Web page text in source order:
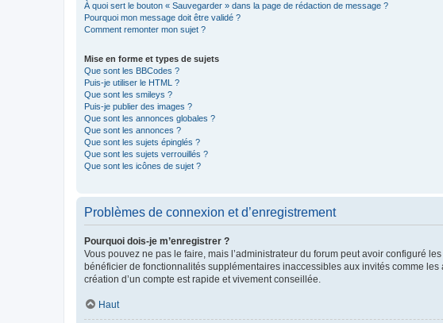
À quoi sert le bouton « Sauvegarder » dans la page de rédaction de message ?
Pourquoi mon message doit être validé ?
Comment remonter mon sujet ?
Mise en forme et types de sujets
Que sont les BBCodes ?
Puis-je utiliser le HTML ?
Que sont les smileys ?
Puis-je publier des images ?
Que sont les annonces globales ?
Que sont les annonces ?
Que sont les sujets épinglés ?
Que sont les sujets verrouillés ?
Que sont les icônes de sujet ?
Problèmes de connexion et d’enregistrement
Pourquoi dois-je m’enregistrer ?
Vous pouvez ne pas le faire, mais l’administrateur du forum peut avoir configuré
bénéficier de fonctionnalités supplémentaires inaccessibles aux invités comme
création d’un compte est rapide et vivement conseillée.
Haut